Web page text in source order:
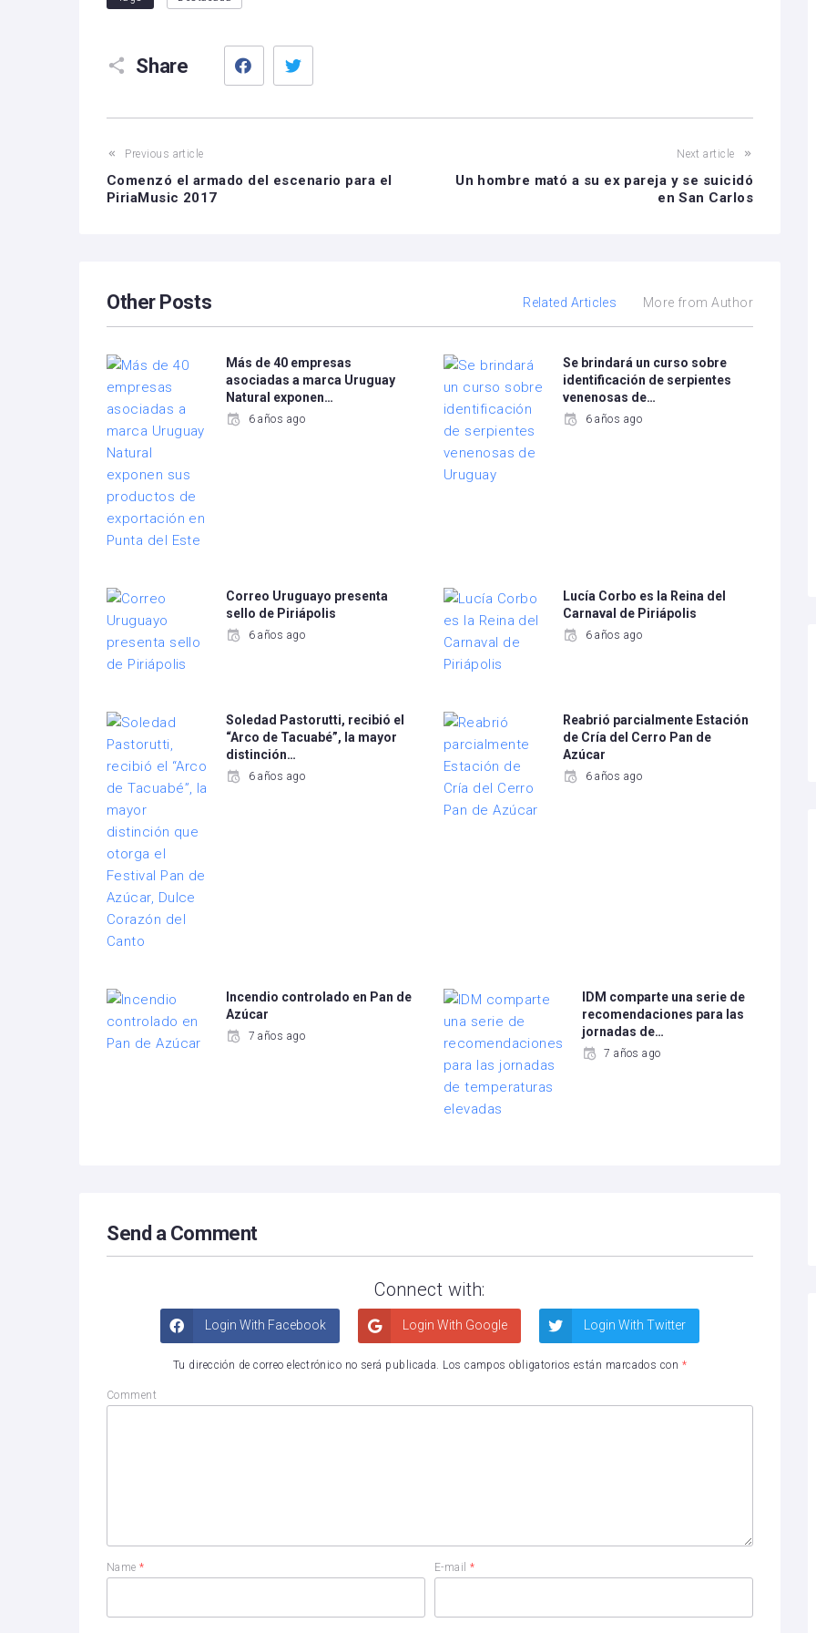
Share
Facebook
Previous article
Comenzó el armado del escenario para el
PiriaMusic 2017
Next article
Un hombre mató a su ex pareja y se suicidó
en San Carlos
Other Posts Related Articles More from Author
Más de 40 empresas
asociadas a marca Uruguay
Natural exponen…
6 años ago
Se brindará un curso sobre
identificación de serpientes
venenosas de…
6 años ago
Correo Uruguayo presenta
sello de Piriápolis
6 años ago
Lucía Corbo es la Reina del
Carnaval de Piriápolis
6 años ago
Soledad Pastorutti, recibió el
“Arco de Tacuabé”, la mayor
distinción…
6 años ago
Reabrió parcialmente Estación
de Cría del Cerro Pan de
Azúcar
6 años ago
Incendio controlado en Pan de
Azúcar
7 años ago
IDM comparte una serie de
recomendaciones para las
jornadas de…
7 años ago
Send a Comment
Connect with:
Login With Facebook Login With Google Login With Twitter
Tu dirección de correo electrónico no será publicada. Los campos obligatorios están marcados con *
Comment
Name* E-mail*